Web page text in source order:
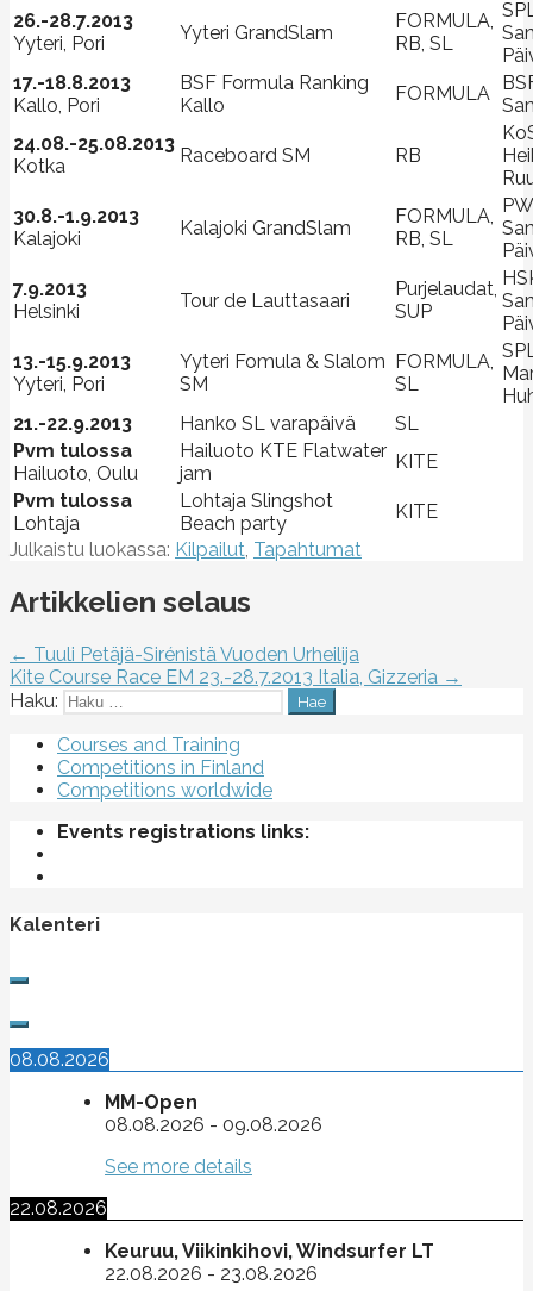
26.-28.7.2013
Yyteri, Pori
Yyteri GrandSlam
FORMULA,
RB, SL
17.-18.8.2013
Kallo, Pori
BSF Formula Ranking
Kallo
FORMULA
24.08.-25.08.2013
Kotka
Raceboard SM RB
30.8.-1.9.2013
Kalajoki
Kalajoki GrandSlam
FORMULA,
RB, SL
7.9.2013
Helsinki
Tour de Lauttasaari
Purjelaudat,
SUP
13.-15.9.2013
Yyteri, Pori
Yyteri Fomula & Slalom
SM
FORMULA,
SL
21.-22.9.2013
Hanko SL varapäivä
SL
Pvm tulossa
Hailuoto, Oulu
Hailuoto KTE Flatwater
jam
KITE
Pvm tulossa
Lohtaja
Lohtaja Slingshot
Beach party
KITE
Julkaistu luokassa: Kilpailut, Tapahtumat
Artikkelien selaus
← Tuuli Petäjä-Sirénistä Vuoden Urheilija
Kite Course Race EM 23.-28.7.2013 Italia, Gizzeria →
Haku:
Courses and Training
Competitions in Finland
Competitions worldwide
Events registrations links:
Kalenteri
08.08.2026
MM-Open
08.08.2026 - 09.08.2026
See more details
22.08.2026
Keuruu, Viikinkihovi, Windsurfer LT
22.08.2026 - 23.08.2026